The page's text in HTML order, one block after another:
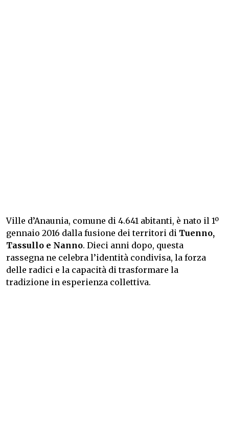
Ville d’Anaunia, comune di 4.641 abitanti, è nato il 1º
gennaio 2016 dalla fusione dei territori di Tuenno,
Tassullo e Nanno. Dieci anni dopo, questa
rassegna ne celebra l’identità condivisa, la forza
delle radici e la capacità di trasformare la
tradizione in esperienza collettiva.